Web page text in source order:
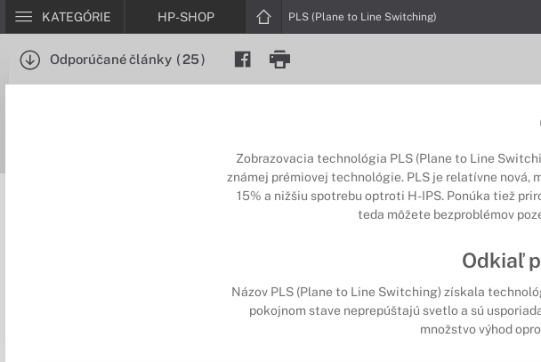
KATEGÓRIE HP-SHOP PLS (Plane to Line Switching)
Odporúčané články (25)
Zobrazovacia technológia PLS (Plane to Line
známej prémiovej technológie. PLS je relatívne nová,
15% a nižšiu spotrebu optroti H-IPS. Ponúka tiež
teda môžete bezproblémov
Odkiaľ
Názov PLS (Plane to Line Switching) získala
pokojnom stave neprepúštajú svetlo a sú
množstvo výhod